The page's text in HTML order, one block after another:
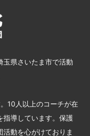
玉県さいたま市で活動
10人以上のコーチが在
指導しています。保護
動を心がけておりま